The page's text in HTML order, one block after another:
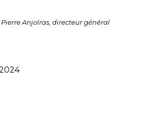
Pierre Anjolras, directeur général